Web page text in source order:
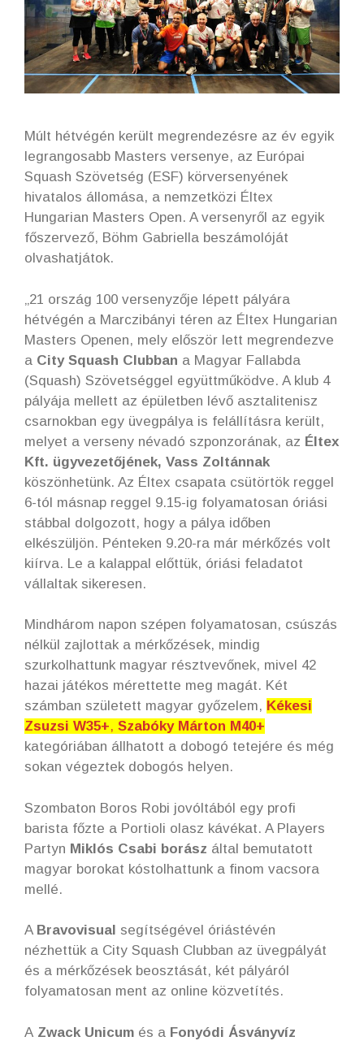
Múlt hétvégén került megrendezésre az év egyik
legrangosabb Masters versenye, az Európai
Squash Szövetség (ESF) körversenyének
hivatalos állomása, a nemzetközi Éltex
Hungarian Masters Open. A versenyről az egyik
főszervező, Böhm Gabriella beszámolóját
olvashatjátok.
„21 ország 100 versenyzője lépett pályára
hétvégén a Marczibányi téren az Éltex Hungarian
Masters Openen, mely először lett megrendezve
a City Squash Clubban a Magyar Fallabda
(Squash) Szövetséggel együttműködve. A klub 4
pályája mellett az épületben lévő asztalitenisz
csarnokban egy üvegpálya is felállításra került,
melyet a verseny névadó szponzorának, az Éltex
Kft. ügyvezetőjének, Vass Zoltánnak
köszönhetünk. Az Éltex csapata csütörtök reggel
6-tól másnap reggel 9.15-ig folyamatosan óriási
stábbal dolgozott, hogy a pálya időben
elkészüljön. Pénteken 9.20-ra már mérkőzés volt
kiírva. Le a kalappal előttük, óriási feladatot
vállaltak sikeresen.
Mindhárom napon szépen folyamatosan, csúszás
nélkül zajlottak a mérkőzések, mindig
szurkolhattunk magyar résztvevőnek, mivel 42
hazai játékos mérettette meg magát. Két
számban született magyar győzelem, Kékesi
Zsuzsi W35+, Szabóky Márton M40+
kategóriában állhatott a dobogó tetejére és még
sokan végeztek dobogós helyen.
Szombaton Boros Robi jovóltából egy profi
barista főzte a Portioli olasz kávékat. A Players
Partyn Miklós Csabi borász által bemutatott
magyar borokat kóstolhattunk a finom vacsora
mellé.
A Bravovisual segítségével óriástévén
nézhettük a City Squash Clubban az üvegpályát
és a mérkőzések beosztását, két pályáról
folyamatosan ment az online közvetítés.
A Zwack Unicum és a Fonyódi Ásványvíz